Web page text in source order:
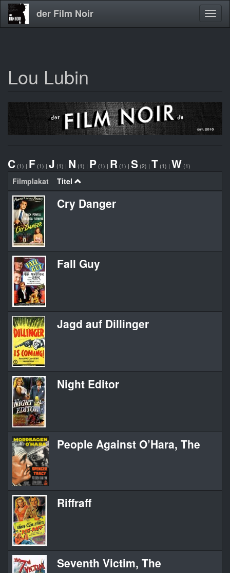
Direkt
zum
der Film Noir
Lou Lubin
C (1) | F (1) | J (1) | N (1) | P (1) | R (1) | S (2) | T (1) | W (1)
Filmplakat Titel
Cry Danger
Fall Guy
Jagd auf Dillinger
Night Editor
People Against O’Hara, The
Riffraff
Seventh Victim, The